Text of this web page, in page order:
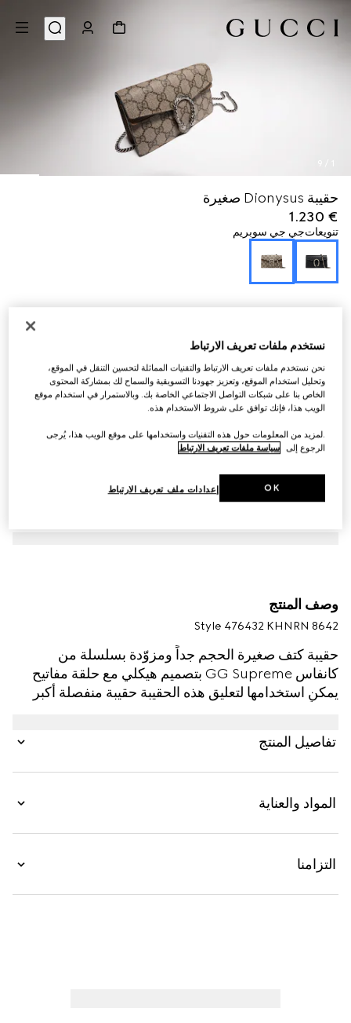
حقيبة Dionysus صغيرة
€ 1.230
تنويعاتجي جي سوبريم
وصف المنتج
Style ‎476432 KHNRN 8642
حقيبة كتف صغيرة الحجم جداً ومزوّدة بسلسلة من
كانفاس GG Supreme بتصميم هيكلي مع حلقة مفاتيح
يمكن استخدامها لتعليق هذه الحقيبة حقيبة منفصلة أكبر
الذي يُقال عنه في الأسطورة إنه عبر نهر دجلة على ظهر
نمر أرسله إليه زيوس. يمكن حمل الإكسسوار أيضاً على
تفاصيل المنتج
المواد والعناية
التزامنا
نستخدم ملفات تعريف الارتباط
نحن نستخدم ملفات تعريف الارتباط والتقنيات المماثلة لتحسين التنقل في الموقع،
وتحليل استخدام الموقع، وتعزيز جهودنا التسويقية والسماح لك بمشاركة المحتوى
الخاص بنا على شبكات التواصل الاجتماعي الخاصة بك. وبالاستمرار في استخدام موقع
الويب هذا، فإنك توافق على شروط الاستخدام هذه.
.لمزيد من المعلومات حول هذه التقنيات واستخدامها على موقع الويب هذا، يُرجى
الرجوع إلى سياسة ملفات تعريف الارتباط
إعدادات ملف تعريف الارتباط OK